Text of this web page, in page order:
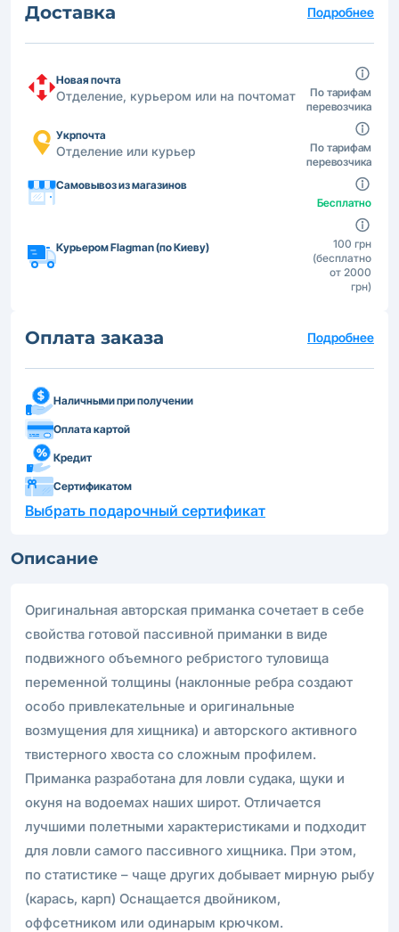
Доставка Подробнее
Новая почта
Отделение, курьером или на почтомат
По тарифам
перевозчика
Укрпочта
Отделение или курьер
По тарифам
перевозчика
Самовывоз из магазинов
Бесплатно
Курьером Flagman (по Киеву)
100 грн
(бесплатно
от 2000
грн)
Оплата заказа Подробнее
Наличными при получении
Оплата картой
Кредит
Сертификатом
Выбрать подарочный сертификат
Описание
Оригинальная авторcкая приманка сочетает в себе
свойства готовой пассивной приманки в виде
подвижного объемного ребристого туловища
переменной толщины (наклонные ребра создают
особо привлекательные и оригинальные
возмущения для хищника) и авторского активного
твистерного хвоста со сложным профилем.
Приманка разработана для ловли судака, щуки и
окуня на водоемах наших широт. Отличается
лучшими полетными характеристиками и подходит
для ловли самого пассивного хищника. При этом,
по статистике – чаще других добывает мирную рыбу
(карась, карп) Оснащается двойником,
оффсетником или одинарым крючком.